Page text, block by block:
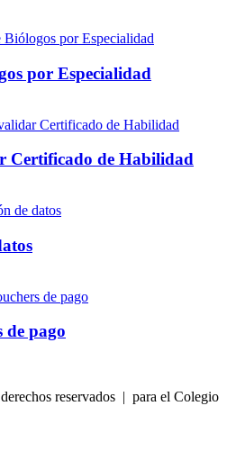
por Especialidad
Certificado de Habilidad
de pago
reservados | para el Colegio